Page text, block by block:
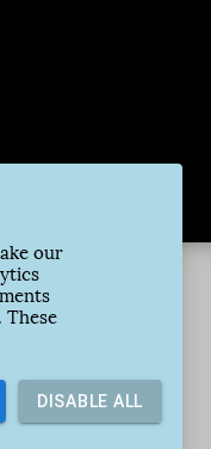
our
These
DISABLE ALL